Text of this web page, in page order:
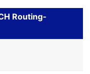
Routing-